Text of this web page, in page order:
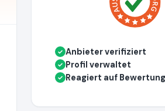
✓ Anbieter verifiziert
✓ Profil verwaltet
✓ Reagiert auf